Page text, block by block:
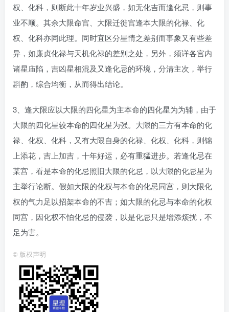
权、化科，则断此十年岁业兴盛，如无化吉而逢化忌，则事
业不顺。其余大限命宫、大限迁徙宫逢本大限的化禄、化
权、化科亦同此理。同时宜区分星情之差别而事象又有些差
异，如廉贞化禄与天机化禄的差别之处，另外，须详各宫内
诸星庙陷，吉凶星相混及又逢化忌的环境，分清主次，举行
斟酌，综合均衡，从而得出结论。
3、逢大限应以大限的四化星为主本命的四化星为为辅，由于
大限的四化星较本命的四化星为强。大限的三方有本命的化
禄、化权、化科，又有大限自身的化禄、化权、化科，则锦
上添花，吉上加吉，十年好运，必有重猛进步。若逢化忌在
某宫，看是本命的化忌照旧大限的化忌，以大限的化忌星为
主举行论断。假如大限的化权与本命的化忌同宫，则大限化
权的气力足以招架本命的不吉；如大限的化忌与本命的化权
同宫，因化权不怕化忌的侵袭，以是化忌只是增添烦扰，不
足为害。
© 版权声明